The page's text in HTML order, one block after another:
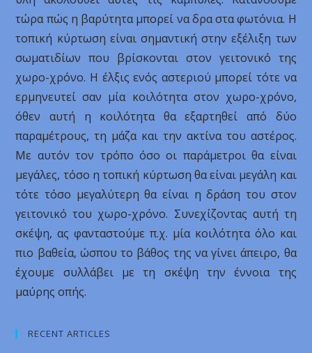
τώρα πώς η βαρύτητα μπορεί να δρα στα φωτόνια. Η
τοπική κύρτωση είναι σημαντική στην εξέλιξη των
σωματιδίων που βρίσκονται στον γειτονικό της
χωρο-χρόνο. Η έλξις ενός αστεριού μπορεί τότε να
ερμηνευτεί σαν μία κοιλότητα στον χωρο-χρόνο,
όθεν αυτή η κοιλότητα θα εξαρτηθεί από δύο
παραμέτρους, τη μάζα και την ακτίνα του αστέρος.
Με αυτόν τον τρόπο όσο οι παράμετροι θα είναι
μεγάλες, τόσο η τοπική κύρτωση θα είναι μεγάλη και
τότε τόσο μεγαλύτερη θα είναι η δράση του στον
γειτονικό του χωρο-χρόνο. Συνεχίζοντας αυτή τη
σκέψη, ας φανταστούμε π.χ. μία κοιλότητα όλο και
πιο βαθεία, ώσπου το βάθος της να γίνει άπειρο, θα
έχουμε συλλάβει με τη σκέψη την έννοια της
μαύρης οπής.
RECENT ARTICLES